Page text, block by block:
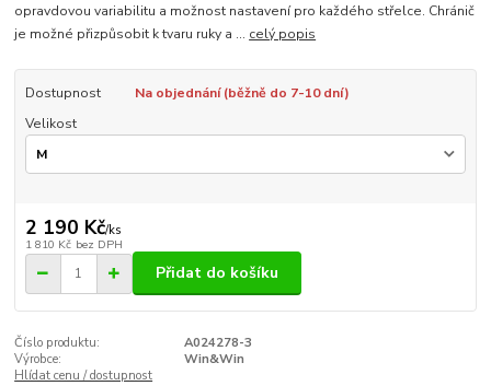
opravdovou variabilitu a možnost nastavení pro každého střelce. Chránič
je možné přizpůsobit k tvaru ruky a ... celý popis
Dostupnost
Na objednání (běžně do 7-10 dní)
Velikost
2 190 Kč/ks
1 810 Kč bez DPH
Přidat do košíku
Číslo produktu:
A024278-3
Výrobce:
Win&Win
Hlídat cenu / dostupnost